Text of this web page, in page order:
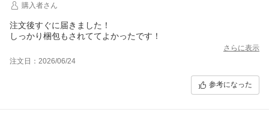
購入者さん
注文後すぐに届きました！
しっかり梱包もされててよかったです！
さらに表示
注文日：2026/06/24
参考になった